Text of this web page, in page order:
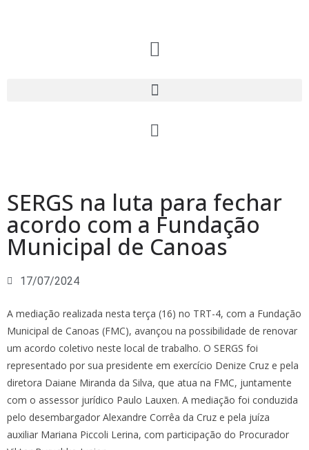
SERGS na luta para fechar
acordo com a Fundação
Municipal de Canoas
17/07/2024
A mediação realizada nesta terça (16) no TRT-4, com a Fundação
Municipal de Canoas (FMC), avançou na possibilidade de renovar
um acordo coletivo neste local de trabalho. O SERGS foi
representado por sua presidente em exercício Denize Cruz e pela
diretora Daiane Miranda da Silva, que atua na FMC, juntamente
com o assessor jurídico Paulo Lauxen. A mediação foi conduzida
pelo desembargador Alexandre Corrêa da Cruz e pela juíza
auxiliar Mariana Piccoli Lerina, com participação do Procurador